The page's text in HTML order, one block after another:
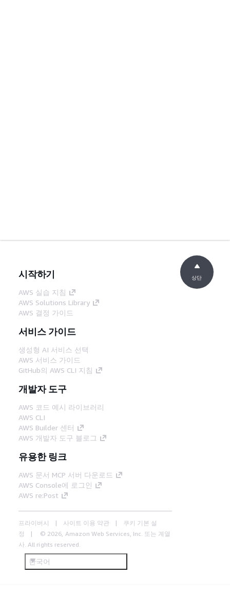
시작하기
AWS 실습 지침
AWS Solutions Library
AWS 결정 가이드
서비스 가이드
생성형 AI 서비스 선택
AWS 서비스 가이드
GitHub의 AWS CLI 지침
개발자 도구
AWS 코드 예시 라이브러리
AWS CLI
AWS Builder 센터
AWS 개발자 도구 블로그
유용한 링크
AWS 문서 MCP 서버 다운로드
AWS Console에 로그인
AWS re:Post
프라이버시 사이트 이용 약관
쿠키 기본 설
정
© 2026, Amazon Web Services, Inc. 또는 계열
사. All rights reserved.
한국어
상단